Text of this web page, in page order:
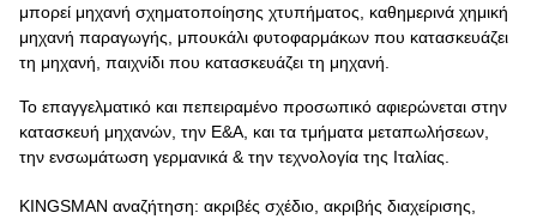
μπορεί μηχανή σχηματοποίησης χτυπήματος, καθημερινά χημική
μηχανή παραγωγής, μπουκάλι φυτοφαρμάκων που κατασκευάζει
τη μηχανή, παιχνίδι που κατασκευάζει τη μηχανή.
Το επαγγελματικό και πεπειραμένο προσωπικό αφιερώνεται στην
κατασκευή μηχανών, την Ε&Α, και τα τμήματα μεταπωλήσεων,
την ενσωμάτωση γερμανικά & την τεχνολογία της Ιταλίας.
KINGSMAN αναζήτηση: ακριβές σχέδιο, ακριβής διαχείρισης,